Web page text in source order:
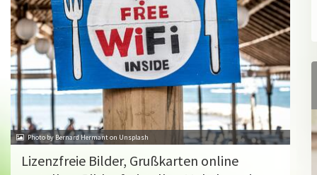
Photo by Bernard Hermant on Unsplash
Lizenzfreie Bilder, Grußkarten online